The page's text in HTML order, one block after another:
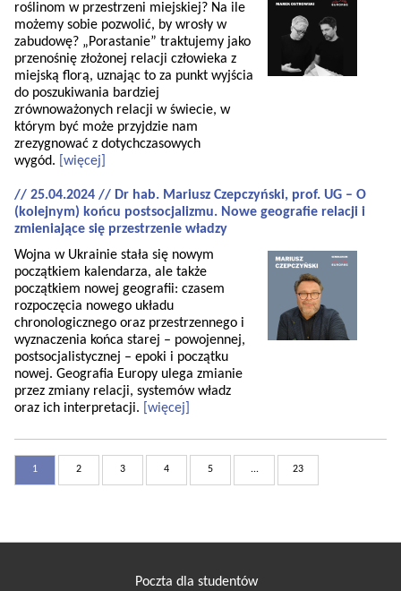
roślinom w przestrzeni miejskiej? Na ile
możemy sobie pozwolić, by wrosły w
zabudowę? „Porastanie” traktujemy jako
przenośnię złożonej relacji człowieka z
miejską florą, uznając to za punkt wyjścia
do poszukiwania bardziej
zrównoważonych relacji w świecie, w
którym być może przyjdzie nam
zrezygnować z dotychczasowych
wygód.
[więcej]
// 25.04.2024 // Dr hab. Mariusz Czepczyński, prof. UG – O
(kolejnym) końcu postsocjalizmu. Nowe geografie relacji i
zmieniające się przestrzenie władzy
Wojna w Ukrainie stała się nowym
początkiem kalendarza, ale także
początkiem nowej geografii: czasem
rozpoczęcia nowego układu
chronologicznego oraz przestrzennego i
wyznaczenia końca starej – powojennej,
postsocjalistycznej – epoki i początku
nowej. Geografia Europy ulega zmianie
przez zmiany relacji, systemów władz
oraz ich interpretacji.
[więcej]
1 2 3 4 5 ... 23
Poczta dla studentów